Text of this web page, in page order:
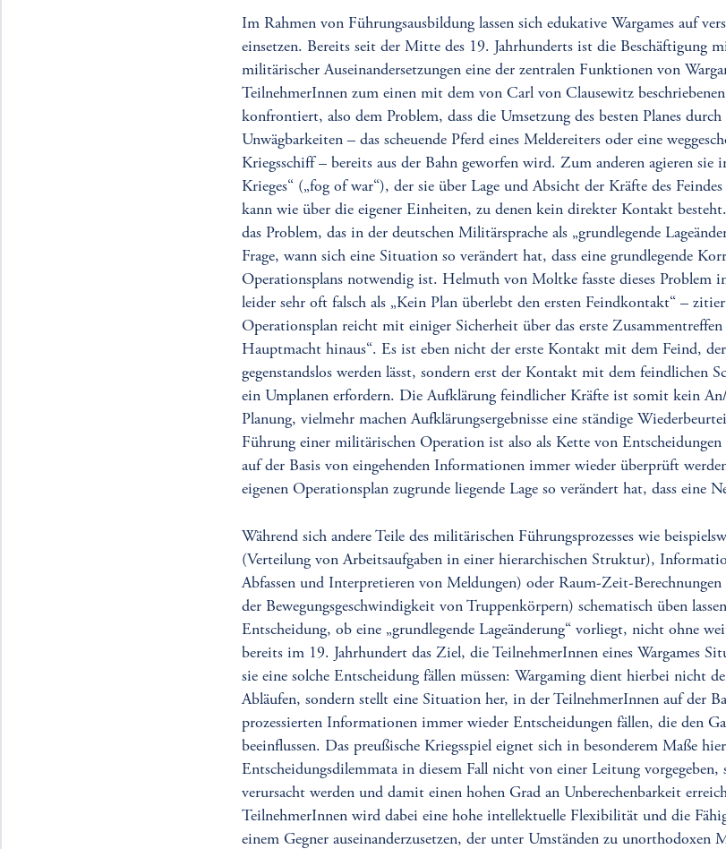
Im Rahmen von Führungsausbildung lassen sich edukative Wargames auf
einsetzen. Bereits seit der Mitte des 19. Jahrhunderts ist die Beschäftigung
militärischer Auseinandersetzungen eine der zentralen Funktionen von
TeilnehmerInnen zum einen mit dem von Carl von Clausewitz
konfrontiert, also dem Problem, dass die Umsetzung des besten Planes
Unwägbarkeiten – das scheuende Pferd eines Meldereiters oder eine
Kriegsschiff – bereits aus der Bahn geworfen wird. Zum anderen agieren sie
Krieges“ („fog of war“), der sie über Lage und Absicht der Kräfte des
kann wie über die eigener Einheiten, zu denen kein direkter Kontakt
das Problem, das in der deutschen Militärsprache als „grundlegende
Frage, wann sich eine Situation so verändert hat, dass eine grundlegende
Operationsplans notwendig ist. Helmuth von Moltke fasste dieses Problem
leider sehr oft falsch als „Kein Plan überlebt den ersten Feindkontakt“ –
Operationsplan reicht mit einiger Sicherheit über das erste
Hauptmacht hinaus“. Es ist eben nicht der erste Kontakt mit dem Feind,
gegenstandslos werden lässt, sondern erst der Kontakt mit dem feindlichen
ein Umplanen erfordern. Die Aufklärung feindlicher Kräfte ist somit kein
Planung, vielmehr machen Aufklärungsergebnisse eine ständige
Führung einer militärischen Operation ist also als Kette von Entscheidungen
auf der Basis von eingehenden Informationen immer wieder überprüft
eigenen Operationsplan zugrunde liegende Lage so verändert hat, dass eine
Während sich andere Teile des militärischen Führungsprozesses wie
(Verteilung von Arbeitsaufgaben in einer hierarchischen Struktur),
Abfassen und Interpretieren von Meldungen) oder Raum-Zeit-Berechnungen
der Bewegungsgeschwindigkeit von Truppenkörpern) schematisch üben
Entscheidung, ob eine „grundlegende Lageänderung“ vorliegt, nicht ohne
bereits im 19. Jahrhundert das Ziel, die TeilnehmerInnen eines Wargames
sie eine solche Entscheidung fällen müssen: Wargaming dient hierbei nicht
Abläufen, sondern stellt eine Situation her, in der TeilnehmerInnen auf der
prozessierten Informationen immer wieder Entscheidungen fällen, die den
beeinflussen. Das preußische Kriegsspiel eignet sich in besonderem Maße
Entscheidungsdilemmata in diesem Fall nicht von einer Leitung
verursacht werden und damit einen hohen Grad an Unberechenbarkeit
TeilnehmerInnen wird dabei eine hohe intellektuelle Flexibilität und die
einem Gegner auseinanderzusetzen, der unter Umständen zu unorthodoxen